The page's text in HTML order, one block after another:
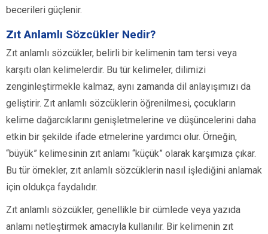
becerileri güçlenir.
Zıt Anlamlı Sözcükler Nedir?
Zıt anlamlı sözcükler, belirli bir kelimenin tam tersi veya
karşıtı olan kelimelerdir. Bu tür kelimeler, dilimizi
zenginleştirmekle kalmaz, aynı zamanda dil anlayışımızı da
geliştirir. Zıt anlamlı sözcüklerin öğrenilmesi, çocukların
kelime dağarcıklarını genişletmelerine ve düşüncelerini daha
etkin bir şekilde ifade etmelerine yardımcı olur. Örneğin,
“büyük” kelimesinin zıt anlamı “küçük” olarak karşımıza çıkar.
Bu tür örnekler, zıt anlamlı sözcüklerin nasıl işlediğini anlamak
için oldukça faydalıdır.
Zıt anlamlı sözcükler, genellikle bir cümlede veya yazıda
anlamı netleştirmek amacıyla kullanılır. Bir kelimenin zıt